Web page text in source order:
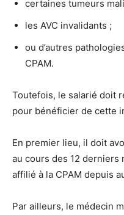
certaines tumeurs
les AVC invalidants ;
ou d’autres
CPAM.
Toutefois, le salarié doit
pour bénéficier de cette
En premier lieu, il doit
au cours des 12 derniers
affilié à la CPAM depuis
Par ailleurs, le médecin